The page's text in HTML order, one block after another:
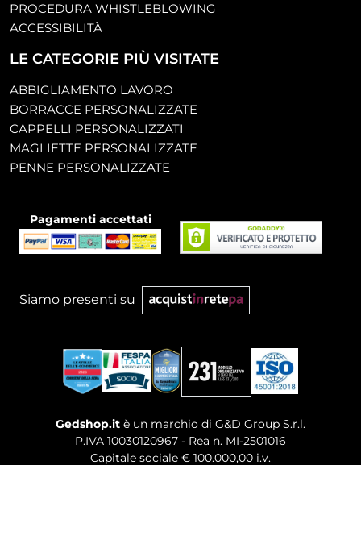
PROCEDURA WHISTLEBLOWING
ACCESSIBILITÀ
LE CATEGORIE PIÙ VISITATE
ABBIGLIAMENTO LAVORO
BORRACCE PERSONALIZZATE
CAPPELLI PERSONALIZZATI
MAGLIETTE PERSONALIZZATE
PENNE PERSONALIZZATE
Pagamenti accettati
Siamo presenti su
Gedshop.it è un marchio di G&D Group S.r.l.
P.IVA 10030120967 - Rea n. MI-2501016
Capitale sociale € 100.000,00 i.v.